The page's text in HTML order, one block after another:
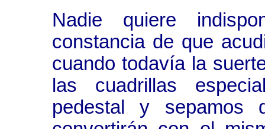
Nadie quiere
constancia de que
cuando todavía la
las cuadrillas
pedestal y sepamos